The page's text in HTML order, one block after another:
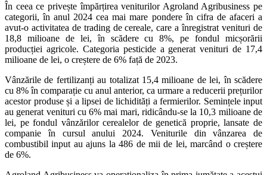
În ceea ce privește împărțirea veniturilor Agroland Agribusiness pe
categorii, în anul 2024 cea mai mare pondere în cifra de afaceri a
avut-o activitatea de trading de cereale, care a înregistrat venituri de
18,8 milioane de lei, în scădere cu 8%, pe fondul micșorării
producției agricole. Categoria pesticide a generat venituri de 17,4
milioane de lei, o creștere de 6% față de 2023.
Vânzările de fertilizanți au totalizat 15,4 milioane de lei, în scădere
cu 8% în comparație cu anul anterior, ca urmare a reducerii prețurilor
acestor produse și a lipsei de lichidități a fermierilor. Semințele input
au generat venituri cu 6% mai mari, ridicându-se la 10,3 milioane de
lei, pe fondul vânzărilor cerealelor de genetică proprie, lansate de
companie în cursul anului 2024. Veniturile din vânzarea de
combustibil input au ajuns la 486 de mii de lei, marcând o creștere
de 6%.